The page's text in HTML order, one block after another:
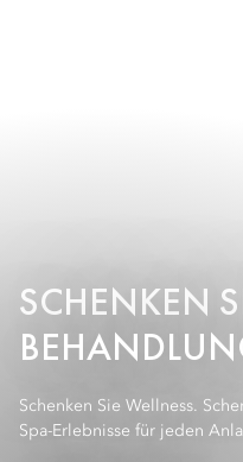
SCHENKEN
Schenken Sie Wellness.
Spa-Erlebnisse für jeden